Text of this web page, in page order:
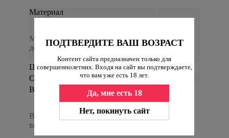
ПОДТВЕРДИТЕ ВАШ ВОЗРАСТ
Контент сайта предназначен только для
совершеннолетних. Входя на сайт вы подтверждаете,
что вам уже есть 18 лет.
Да, мне есть 18
Нет, покинуть сайт
Материал
Материал, из которого изготовлен
девайс.
пластик
Цвет
черный
Страна происхождения
Вес в упаковке:
Вес товара в полном комплекте,
вместе с штатной упаковкой